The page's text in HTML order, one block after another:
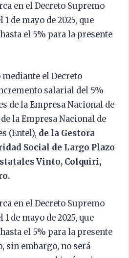
en el Decreto Supremo
de mayo de 2025, que
el 5% para la presente
el Decreto
salarial del 5%
de la Empresa Nacional de
la Empresa Nacional de
(Entel), de la Gestora
Social de Largo Plazo
Vinto, Colquiri,
en el Decreto Supremo
de mayo de 2025, que
el 5% para la presente
sin embargo, no será